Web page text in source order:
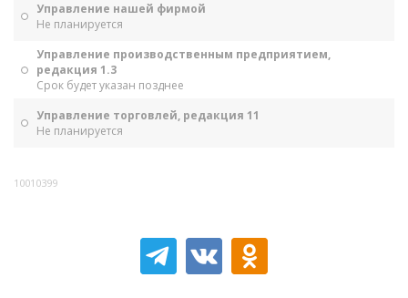
Управление нашей фирмой
Не планируется
Управление производственным предприятием,
редакция 1.3
Срок будет указан позднее
Управление торговлей, редакция 11
Не планируется
10010399